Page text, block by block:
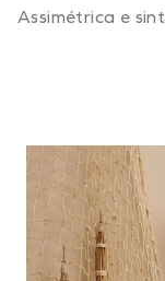
Assimétrica e